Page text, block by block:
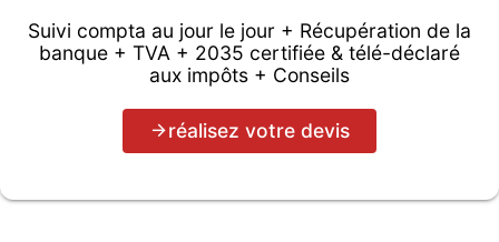
Suivi compta au jour le jour + Récupération de la
banque + TVA + 2035 certifiée & télé-déclaré
aux impôts + Conseils
réalisez votre devis